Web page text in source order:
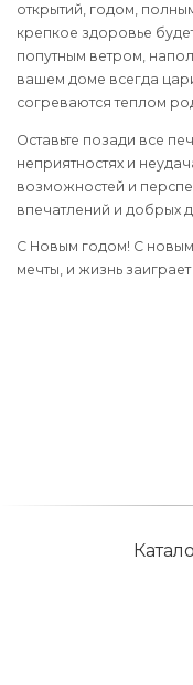
открытий, годом,
крепкое здоровье
попутным ветром,
вашем доме всегда
согреваются теплом
Оставьте позади все
неприятностях и
возможностей и
впечатлений и добрых
С Новым годом! С новым
мечты, и жизнь